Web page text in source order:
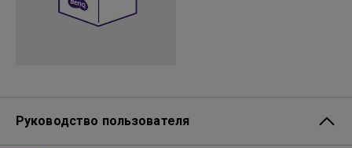
Руководство пользователя